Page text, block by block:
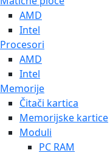
AMD
Intel
Procesori
AMD
Intel
Memorije
Čitači kartica
Memorijske kartice
Moduli
PC RAM